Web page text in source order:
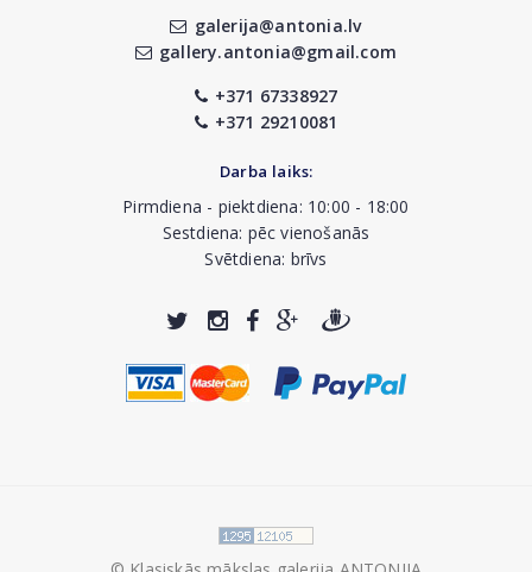
galerija@antonia.lv
gallery.antonia@gmail.com
+371 67338927
+371 29210081
Darba laiks:
Pirmdiena - piektdiena: 10:00 - 18:00
Sestdiena: pēc vienošanās
Svētdiena: brīvs